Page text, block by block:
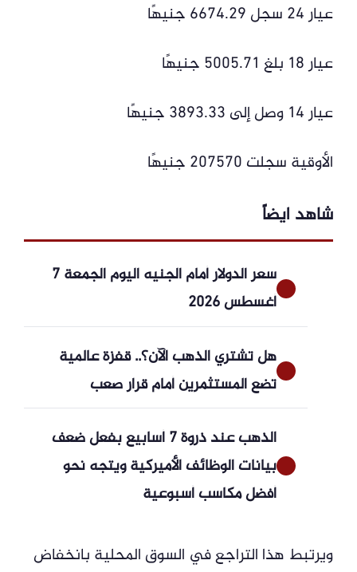
عيار 24 سجل 6674.29 جنيهًا
عيار 18 بلغ 5005.71 جنيهًا
عيار 14 وصل إلى 3893.33 جنيهًا
الأوقية سجلت 207570 جنيهًا
شاهد ايضاً
سعر الدولار أمام الجنيه اليوم الجمعة 7
أغسطس 2026
هل تشتري الذهب الآن؟.. قفزة عالمية
تضع المستثمرين أمام قرار صعب
الذهب عند ذروة 7 أسابيع بفعل ضعف
بيانات الوظائف الأميركية ويتجه نحو
أفضل مكاسب أسبوعية
ويرتبط هذا التراجع في السوق المحلية بانخفاض